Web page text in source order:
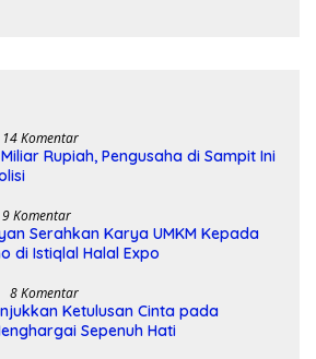
14 Komentar
Rupiah, Pengusaha di Sampit Ini
9 Komentar
Serahkan Karya UMKM Kepada
di Istiqlal Halal Expo
8 Komentar
Ketulusan Cinta pada
Sepenuh Hati